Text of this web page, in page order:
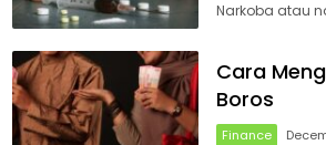
Narkoba atau
Cara
Boros
Finance